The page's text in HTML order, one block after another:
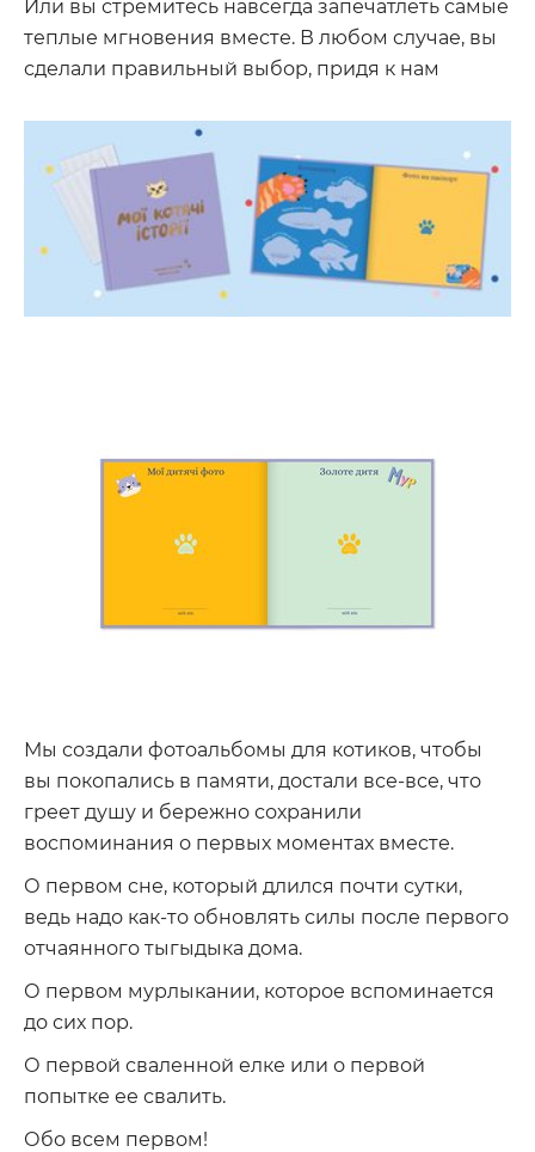
Или вы стремитесь навсегда запечатлеть самые
теплые мгновения вместе. В любом случае, вы
сделали правильный выбор, придя к нам
Мы создали фотоальбомы для котиков, чтобы
вы покопались в памяти, достали все-все, что
греет душу и бережно сохранили
воспоминания о первых моментах вместе.
О первом сне, который длился почти сутки,
ведь надо как-то обновлять силы после первого
отчаянного тыгыдыка дома.
О первом мурлыкании, которое вспоминается
до сих пор.
О первой сваленной елке или о первой
попытке ее свалить.
Обо всем первом!